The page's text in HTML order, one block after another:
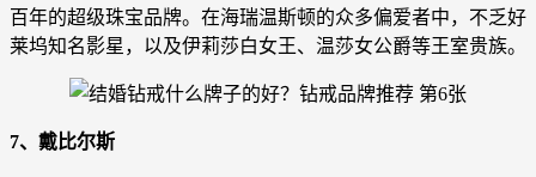
百年的超级珠宝品牌。在海瑞温斯顿的众多偏爱者中，不乏好
莱坞知名影星，以及伊莉莎白女王、温莎女公爵等王室贵族。
7、戴比尔斯